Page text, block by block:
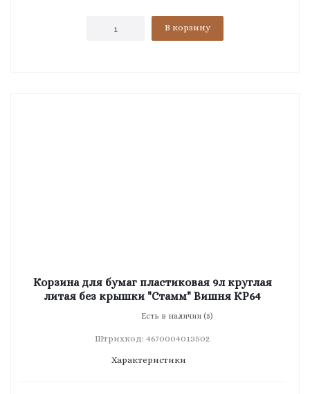
В корзину
Корзина для бумаг пластиковая 9л круглая
литая без крышки "Стамм" Вишня КP64
Есть в наличии (5)
Штрихкод: 4670004013502
Характеристики